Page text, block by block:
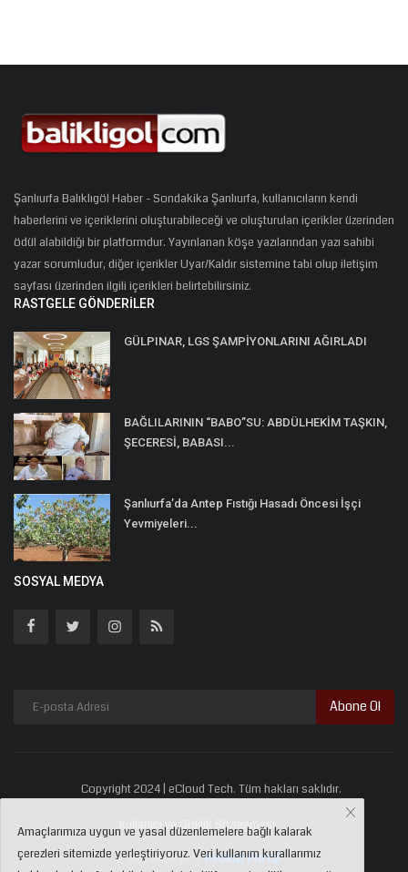
Şanlıurfa Balıklıgöl Haber - Sondakika Şanlıurfa, kullanıcıların kendi
haberlerini ve içeriklerini oluşturabileceği ve oluşturulan içerikler üzerinden
ödül alabildiği bir platformdur. Yayınlanan köşe yazılarından yazı sahibi
yazar sorumludur, diğer içerikler Uyar/Kaldır sistemine tabi olup iletişim
sayfası üzerinden ilgili içerikleri belirtebilirsiniz.
RASTGELE GÖNDERILER
GÜLPINAR, LGS ŞAMPİYONLARINI AĞIRLADI
BAĞLILARININ “BABO”SU: ABDÜLHEKİM TAŞKIN,
ŞECERESİ, BABASI...
Şanlıurfa’da Antep Fıstığı Hasadı Öncesi İşçi
Yevmiyeleri...
SOSYAL MEDYA
Abone Ol
Copyright 2024 | eCloud Tech. Tüm hakları saklıdır.
Kullanıcı ve Gizlilik Sözleşmesi
Destekleyen:Avukat Portal
Amaçlarımıza uygun ve yasal düzenlemelere bağlı kalarak
çerezleri sitemizde yerleştiriyoruz. Veri kullanım kurallarımız